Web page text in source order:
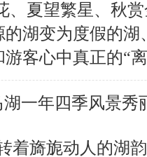
、夏望繁星、秋
湖变为度假的湖
客心中真正的“
湖一年四季风景秀
着旖旎动人的湖